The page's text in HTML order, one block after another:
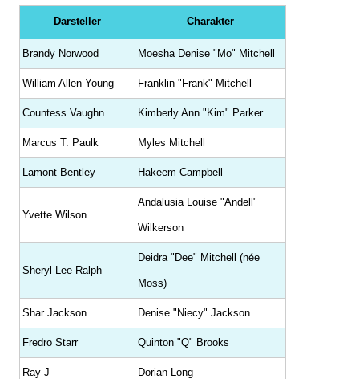
Darsteller Charakter
Brandy Norwood Moesha Denise "Mo" Mitchell
William Allen Young Franklin "Frank" Mitchell
Countess Vaughn Kimberly Ann "Kim" Parker
Marcus T. Paulk Myles Mitchell
Lamont Bentley Hakeem Campbell
Yvette Wilson
Andalusia Louise "Andell"
Wilkerson
Sheryl Lee Ralph
Deidra "Dee" Mitchell (née
Moss)
Shar Jackson Denise "Niecy" Jackson
Fredro Starr Quinton "Q" Brooks
Ray J Dorian Long